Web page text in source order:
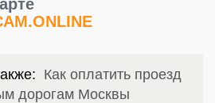
Как оплатить проезд
дорогам Москвы